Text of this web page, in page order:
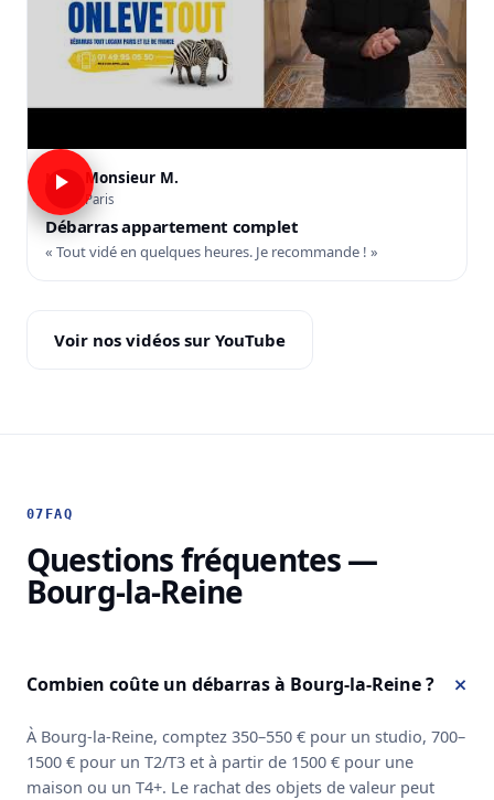
M Monsieur M.
Paris
Débarras appartement complet
« Tout vidé en quelques heures. Je recommande ! »
Voir nos vidéos sur YouTube
07 FAQ
Questions fréquentes —
Bourg-la-Reine
Combien coûte un débarras à Bourg-la-Reine ?
À Bourg-la-Reine, comptez 350–550 € pour un studio, 700–
1500 € pour un T2/T3 et à partir de 1500 € pour une
maison ou un T4+. Le rachat des objets de valeur peut